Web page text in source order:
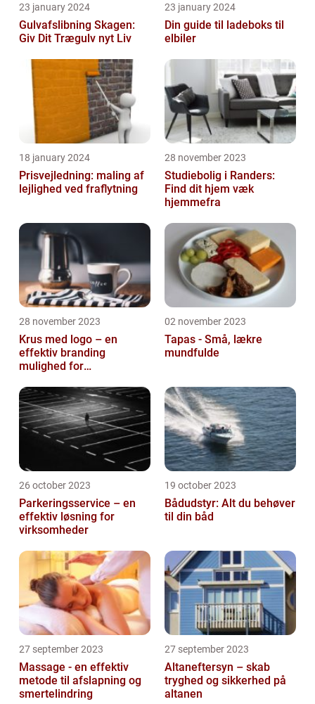
23 january 2024
Gulvafslibning Skagen:
Giv Dit Trægulv nyt Liv
23 january 2024
Din guide til ladeboks til
elbiler
18 january 2024
Prisvejledning: maling af
lejlighed ved fraflytning
28 november 2023
Studiebolig i Randers:
Find dit hjem væk
hjemmefra
28 november 2023
Krus med logo – en
effektiv branding
mulighed for
02 november 2023
Tapas - Små, lækre
mundfulde
26 october 2023
Parkeringsservice – en
effektiv løsning for
virksomheder
19 october 2023
Bådudstyr: Alt du behøver
til din båd
27 september 2023
Massage - en effektiv
metode til afslapning og
smertelindring
27 september 2023
Altaneftersyn – skab
tryghed og sikkerhed på
altanen